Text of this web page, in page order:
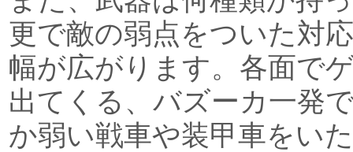
更で敵の弱点をついた対
幅が広がります。各面で
出てくる、バズーカ一発
か弱い戦車や装甲車をい